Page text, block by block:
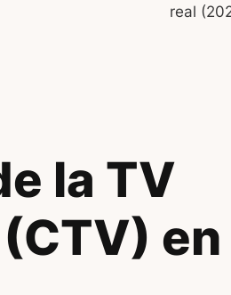
real
la TV